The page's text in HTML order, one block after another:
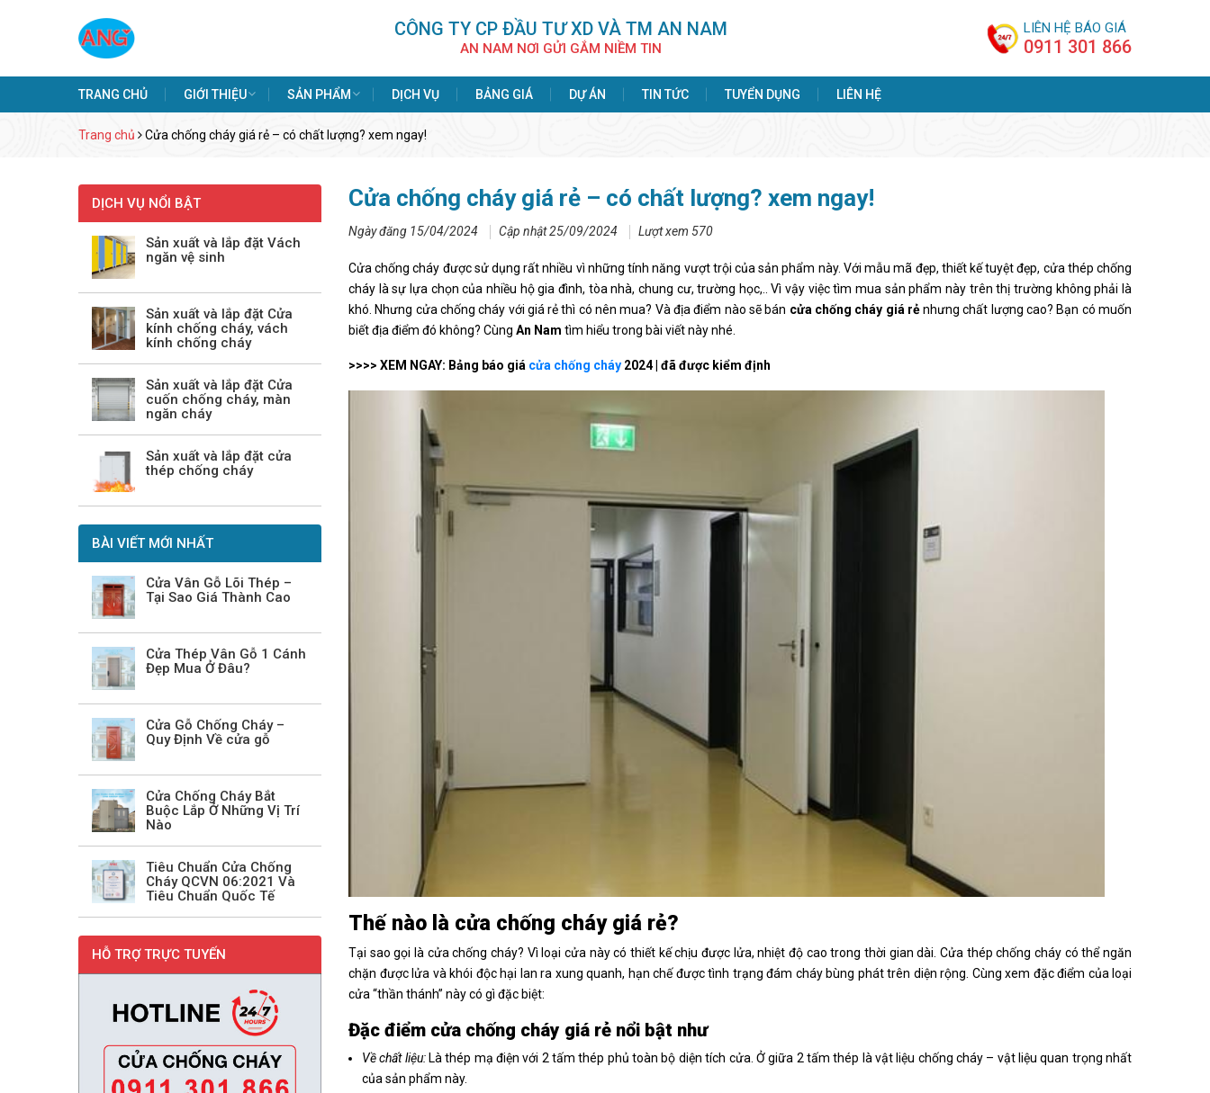
CÔNG TY CP ÐẦU TƯ XD VÀ TM AN NAM
AN NAM NƠI GỬI GẮM NIỀM TIN
LIÊN HỆ BÁO GIÁ
0911 301 866
TRANG CHỦ GIỚI THIỆU SẢN PHẨM DỊCH VỤ BẢNG GIÁ DỰ ÁN TIN TỨC TUYỂN DỤNG LIÊN HỆ
Trang chủ Cửa chống cháy giá rẻ – có chất lượng? xem ngay!
DỊCH VỤ NỔI BẬT
Sản xuất và lắp đặt Vách
ngăn vệ sinh
Sản xuất và lắp đặt Cửa
kính chống cháy, vách
kính chống cháy
Sản xuất và lắp đặt Cửa
cuốn chống cháy, màn
ngăn cháy
Sản xuất và lắp đặt cửa
thép chống cháy
BÀI VIẾT MỚI NHẤT
Cửa Vân Gỗ Lõi Thép –
Tại Sao Giá Thành Cao
Cửa Thép Vân Gỗ 1 Cánh
Đẹp Mua Ở Đâu?
Cửa Gỗ Chống Cháy –
Quy Định Về cửa gỗ
Cửa Chống Cháy Bắt
Buộc Lắp Ở Những Vị Trí
Nào
Tiêu Chuẩn Cửa Chống
Cháy QCVN 06:2021 Và
Tiêu Chuẩn Quốc Tế
HỖ TRỢ TRỰC TUYẾN
Cửa chống cháy giá rẻ – có chất lượng? xem ngay!
Ngày đăng 15/04/2024 Cập nhật 25/09/2024 Lượt xem 570
Cửa chống cháy được sử dụng rất nhiều vì những tính năng vượt trội của sản phẩm này. Với mẫu mã đẹp, thiết kế tuyệt đẹp, cửa thép chống
cháy là sự lựa chọn của nhiều hộ gia đình, tòa nhà, chung cư, trường học,.. Vì vậy việc tìm mua sản phẩm này trên thị trường không phải là
khó. Nhưng cửa chống cháy với giá rẻ thì có nên mua? Và địa điểm nào sẽ bán cửa chống cháy giá rẻnhưng chất lượng cao? Bạn có muốn
biết địa điểm đó không? Cùng An Nam tìm hiểu trong bài viết này nhé.
>>>> XEM NGAY: Bảng báo giá cửa chống cháy 2024 | đã được kiểm định
Thế nào là cửa chống cháy giá rẻ?
Tại sao gọi là cửa chống cháy? Vì loại cửa này có thiết kế chịu được lửa, nhiệt độ cao trong thời gian dài. Cửa thép chống cháy có thể ngăn
chặn được lửa và khói độc hại lan ra xung quanh, hạn chế được tình trạng đám cháy bùng phát trên diện rộng. Cùng xem đặc điểm của loại
cửa “thần thánh” này có gì đặc biệt:
Đặc điểm cửa chống cháy giá rẻ nổi bật như
Về chất liệu:Là thép mạ điện với 2 tấm thép phủ toàn bộ diện tích cửa. Ở giữa 2 tấm thép là vật liệu chống cháy – vật liệu quan trọng nhất
của sản phẩm này.